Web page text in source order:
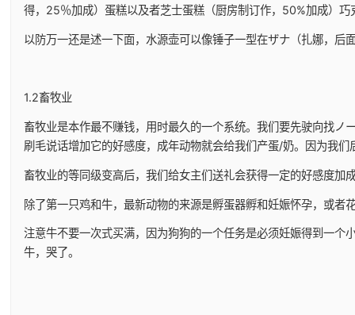
得，25％加成）蛋糕以及者芝士蛋糕（厨房制订作，50%加成）
以防万一还是述一下面，水源壶可以像锤子一型在ザナ（扎娜，
1.2畜牧业
畜牧业是本作最不赚钱，用时最久的一个系统。我们要先驶向找
刷毛说话增加它的好感度，成年动物就会给我们产蛋/奶。因为我
畜牧业的等同级变高后，我们给女主们送礼会获得一定的好感度加
除了第一只鸡和牛，最新动物的来源是孵蛋器孵和妊娠怀孕，或
注意牛不要一次式买满，因为狗狗的一个任务是必须妊娠得到一
牛，哭了。